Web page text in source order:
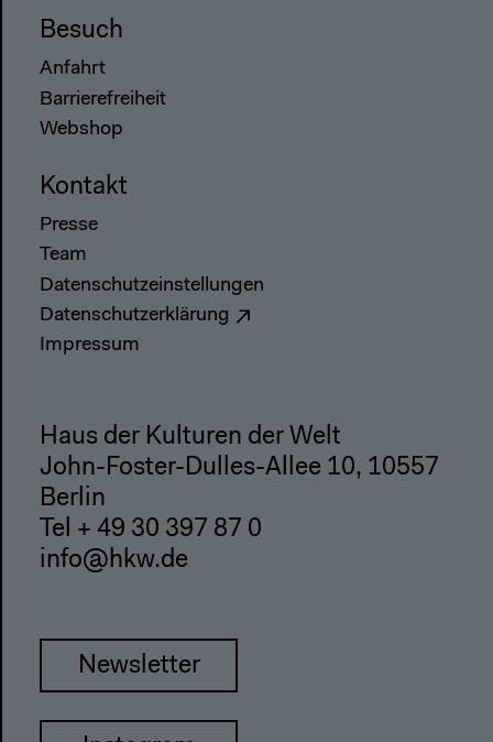
Besuch
Anfahrt
Barrierefreiheit
Webshop
Kontakt
Presse
Team
Datenschutzeinstellungen
Datenschutzerklärung
Impressum
Haus der Kulturen der Welt
John-Foster-Dulles-Allee 10, 10557
Berlin
Tel + 49 30 397 87 0
info@hkw.de
Newsletter